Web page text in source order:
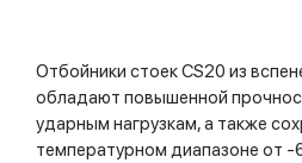
Отбойники стоек CS20 из
обладают повышенной
ударным нагрузкам, а также
температурном диапазоне от -